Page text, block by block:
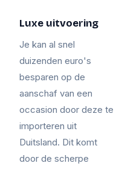
Luxe uitvoering
Je kan al snel
duizenden euro's
besparen op de
aanschaf van een
occasion door deze te
importeren uit
Duitsland. Dit komt
door de scherpe